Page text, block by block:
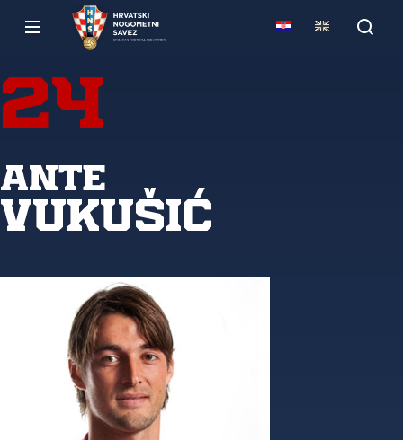
24
Ante
Vukušić